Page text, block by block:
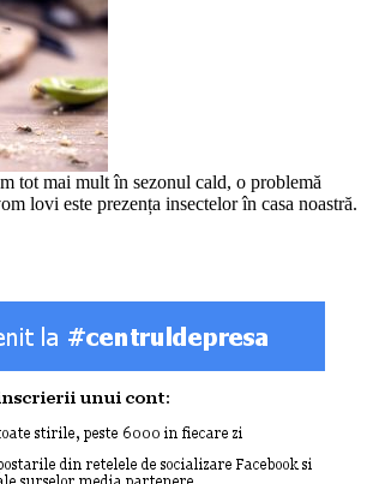
tot mai mult în sezonul cald, o problemă
lovi este prezența insectelor în casa noastră.